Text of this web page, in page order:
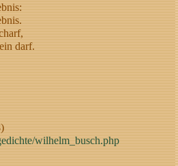
darf.
wilhelm_busch.php